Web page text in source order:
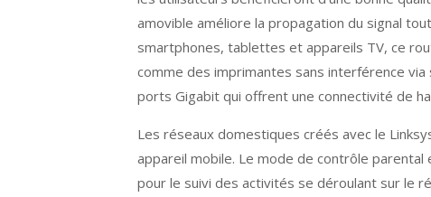
amovible améliore la propagation du signal
smartphones, tablettes et appareils TV, ce
comme des imprimantes sans interférence
ports Gigabit qui offrent une connectivité de
Les réseaux domestiques créés avec le
appareil mobile. Le mode de contrôle
pour le suivi des activités se déroulant sur le